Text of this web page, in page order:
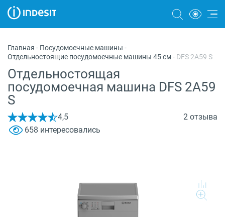
Морозильные камеры
Стиральные и сушильные машины
Посудомоечные машины
Плиты
Микроволновые печи
Главная - Посудомоечные машины -
Отдельностоящие посудомоечные машины 45 см- DFS 2A59 S
Отдельностоящая
посудомоечная машина DFS 2A59
S
4,5
2 отзыва
658 интересовались